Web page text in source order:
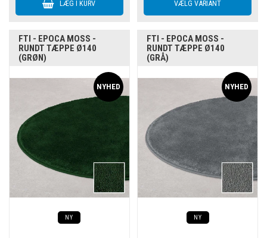
FTI - EPOCA MOSS -
RUNDT TÆPPE Ø140
(GRØN)
NY
FTI - EPOCA MOSS -
RUNDT TÆPPE Ø140
(GRÅ)
NY